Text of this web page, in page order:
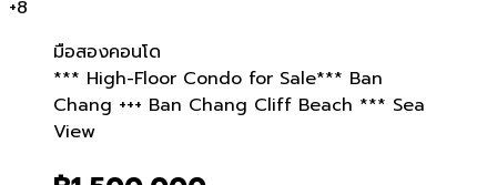
+8
มือสองคอนโด
*** High-Floor Condo for
*** High-Floor Condo for Sale*** Ban
Chang +++ Ban Chang Cliff Beach *** Sea
View